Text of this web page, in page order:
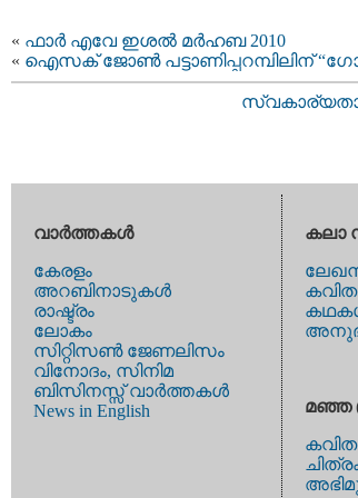
« ഫാര്‍ എവേ ഇശല്‍ മര്‍ഹബ 2010
« ഐസക് ജോണ്‍ പട്ടാണിപ്പറമ്പിലിന്
വാര്‍ത്തകള്‍
കേരളം
അറബിനാടുകള്‍
രാഷ്ട്രം
ലോകം
സിറ്റിസണ്‍ ജേണലിസം
വിനോദം, സിനിമ
ബിസിനസ്സ് വാര്‍ത്തകള്‍
News in English
കലാ
മഞ്ഞ